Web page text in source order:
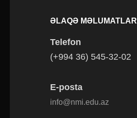
ƏLAQƏ MƏLUMATLARI
Telefon
(+994 36) 545-32-02
E-posta
info@nmi.edu.az